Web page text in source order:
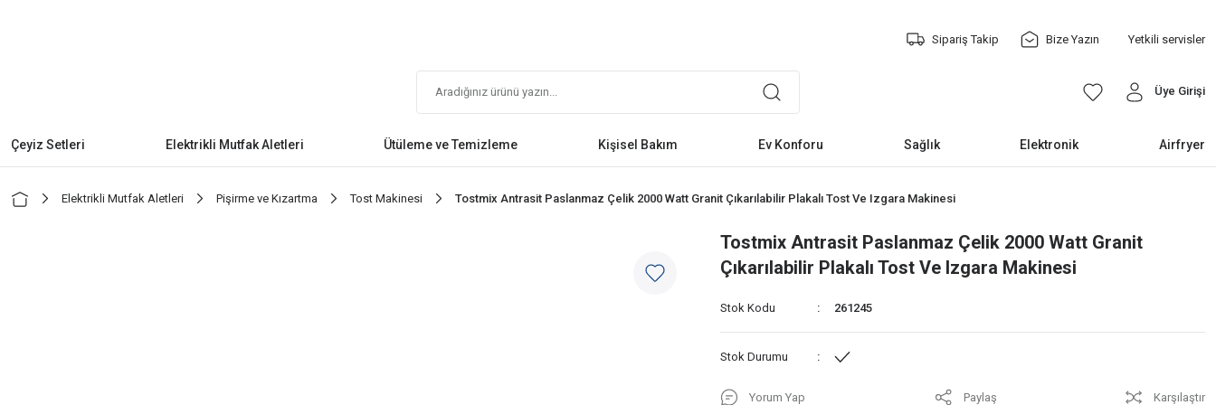
Sipariş Takip Bize Yazın Yetkili servisler
Üye Girişi
Çeyiz Setleri Elektrikli Mutfak Aletleri Ütüleme ve Temizleme Kişisel Bakım Ev Konforu Sağlık Elektronik Airfryer
Elektrikli Mutfak Aletleri Pişirme ve Kızartma Tost Makinesi Tostmix Antrasit Paslanmaz Çelik 2000 Watt Granit Çıkarılabilir Plakalı Tost Ve Izgara Makinesi
Tostmix Antrasit Paslanmaz Çelik 2000 Watt Granit
Çıkarılabilir Plakalı Tost Ve Izgara Makinesi
Stok Kodu 261245
Stok Durumu
Yorum Yap Paylaş Karşılaştır